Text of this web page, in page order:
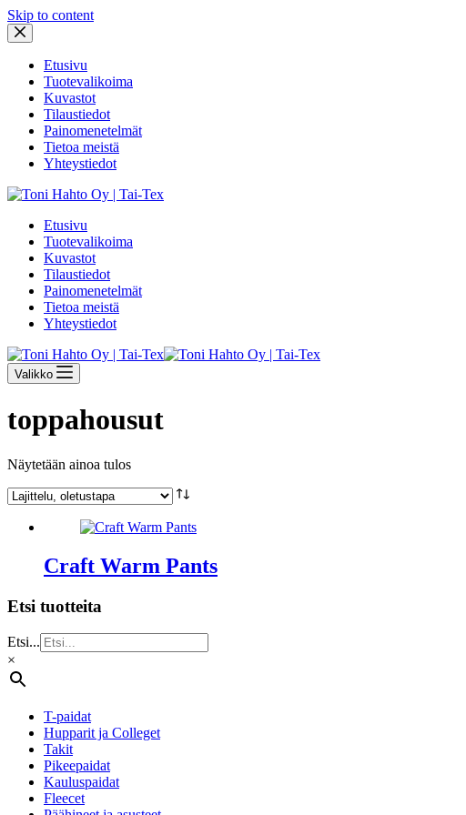
Skip to content
Etusivu
Tuotevalikoima
Kuvastot
Tilaustiedot
Painomenetelmät
Tietoa meistä
Yhteystiedot
Etusivu
Tuotevalikoima
Kuvastot
Tilaustiedot
Painomenetelmät
Tietoa meistä
Yhteystiedot
Valikko
toppahousut
Näytetään ainoa tulos
Craft Warm Pants
Etsi tuotteita
Etsi...
×
T-paidat
Hupparit ja Colleget
Takit
Pikeepaidat
Kauluspaidat
Fleecet